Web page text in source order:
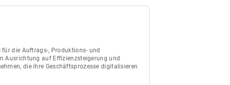
die Auftrags-, Produktions- und
Ausrichtung auf Effizienzsteigerung und
die ihre Geschäftsprozesse digitalisieren